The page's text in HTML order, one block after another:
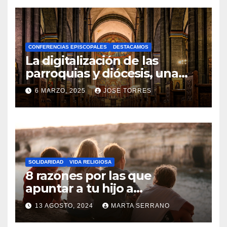
O
H
A
Y
C
O
M
N
T
A
R
I
O
S
CONFERENCIAS EPISCOPALES DESTACAMOS
La digitalización de las
parroquias y diócesis, una
realidad ya para el futuro de
la Iglesia
6 MARZO, 2025 JOSE TORRES
N
O
H
A
Y
SOLIDARIDAD VIDA RELIGIOSA
8 razones por las que
apuntar a tu hijo a
Catequesis
13 AGOSTO, 2024 MARTA SERRANO
N